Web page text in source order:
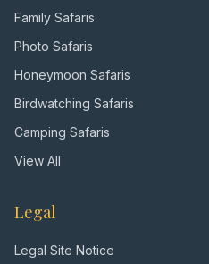
Family Safaris
Photo Safaris
Honeymoon Safaris
Birdwatching Safaris
Camping Safaris
View All
Legal
Legal Site Notice